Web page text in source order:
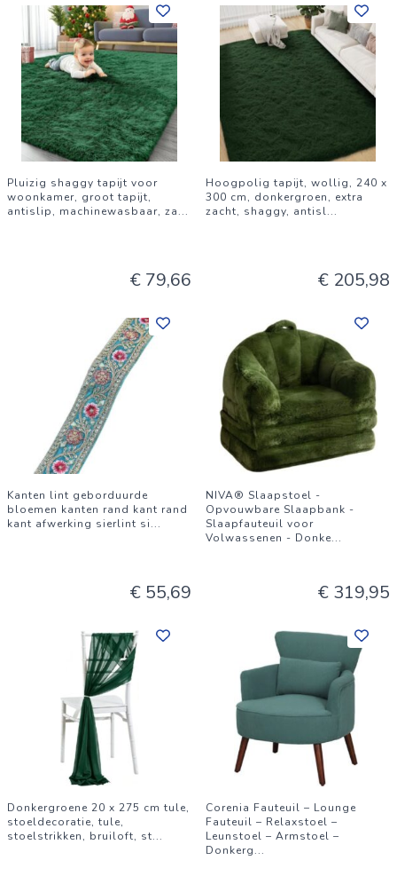
Pluizig shaggy tapijt voor
woonkamer, groot tapijt,
antislip, machinewasbaar, za...
€ 79,66
Hoogpolig tapijt, wollig, 240 x
300 cm, donkergroen, extra
zacht, shaggy, antisl...
€ 205,98
Kanten lint geborduurde
bloemen kanten rand kant rand
kant afwerking sierlint si...
€ 55,69
NIVA® Slaapstoel -
Opvouwbare Slaapbank -
Slaapfauteuil voor
Volwassenen - Donke...
€ 319,95
Donkergroene 20 x 275 cm tule,
stoeldecoratie, tule,
stoelstrikken, bruiloft, st...
Corenia Fauteuil – Lounge
Fauteuil – Relaxstoel –
Leunstoel – Armstoel –
Donkerg...